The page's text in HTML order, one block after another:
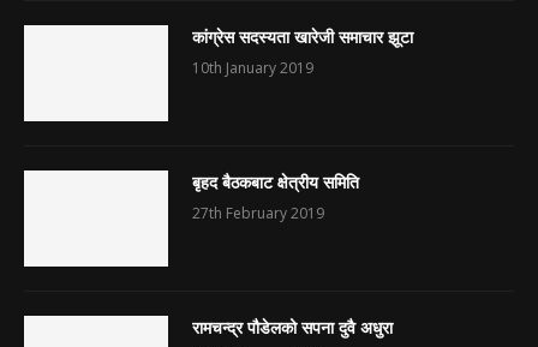
कांग्रेस सदस्यता खारेजी समाचार झूटा
10th January 2019
बृहद बैठकबाट क्षेत्रीय समिति
27th February 2019
रामचन्द्र पौडेलको सपना दुवै अधुरा